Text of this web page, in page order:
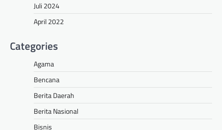
Juli 2024
April 2022
Categories
Agama
Bencana
Berita Daerah
Berita Nasional
Bisnis